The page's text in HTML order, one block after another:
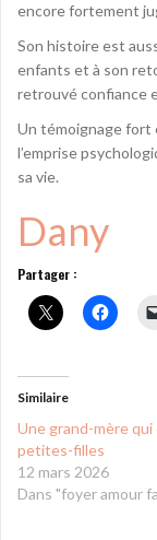
encore fortement
Son histoire est
enfants et à son
retrouvé confiance
Un témoignage fort
l’emprise
sa vie.
Dany
Partager :
Similaire
Une grand-mère qui
petites-filles
12 mars 2026
Dans "foyer amour